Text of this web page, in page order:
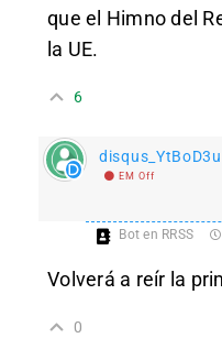
que el Himno del
la UE.
6
EM Off
Bot en RRSS
Volverá a reír la
0